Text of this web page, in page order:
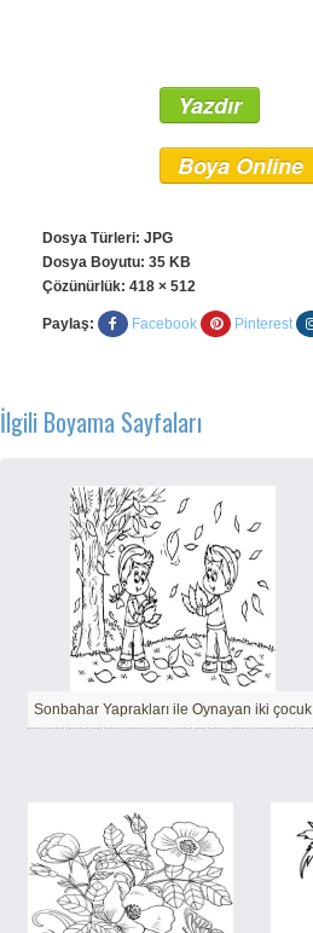
Yazdır
Boya Online
Dosya Türleri: JPG
Dosya Boyutu: 35 KB
Çözünürlük: 418 × 512
Paylaş: Facebook Pinterest
İlgili Boyama Sayfaları
Sonbahar Yaprakları ile Oynayan iki çocuk